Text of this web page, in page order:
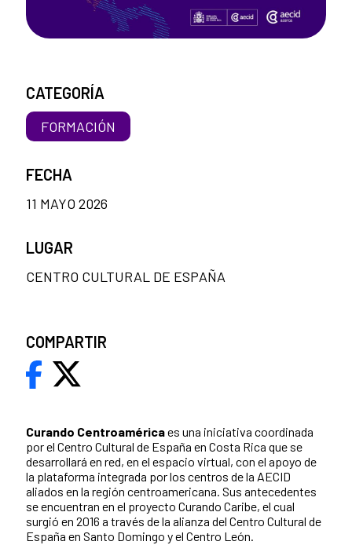
Curando Centroaméricaes una iniciativa coordinada
por el Centro Cultural de España en Costa Rica que se
desarrollará en red, en el espacio virtual, con el apoyo de
la plataforma integrada por los centros de la AECID
aliados en la región centroamericana. Sus antecedentes
se encuentran en el proyecto Curando Caribe, el cual
surgió en 2016 a través de la alianza del Centro Cultural de
España en Santo Domingo y el Centro León.
CATEGORÍA
FORMACIÓN
FECHA
11 MAYO 2026
LUGAR
CENTRO CULTURAL DE ESPAÑA
COMPARTIR